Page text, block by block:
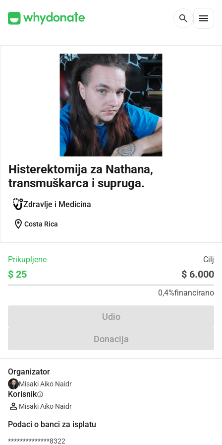
search menu
Histerektomija za Nathana,
transmuškarca i supruga.
Zdravlje i Medicina
location_on Costa Rica
Prikupljene Cilj
$ 25 $ 6.000
0,4%financirano
Udio
Donacija
Organizator
Misaki Aiko Naidr
Korisnikinfo
Misaki Aiko Naidr
Podaci o banci za isplatu
**************8322